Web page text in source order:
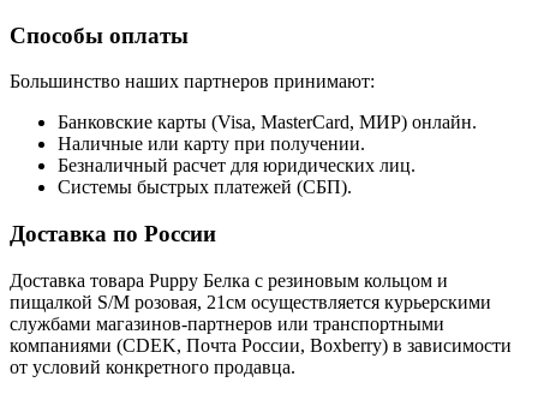
Способы оплаты
Большинство наших партнеров принимают:
Банковские карты (Visa, MasterCard, МИР) онлайн.
Наличные или карту при получении.
Безналичный расчет для юридических лиц.
Системы быстрых платежей (СБП).
Доставка по России
Доставка товара Puppy Белка с резиновым кольцом и
пищалкой S/M розовая, 21см осуществляется курьерскими
службами магазинов-партнеров или транспортными
компаниями (CDEK, Почта России, Boxberry) в зависимости
от условий конкретного продавца.